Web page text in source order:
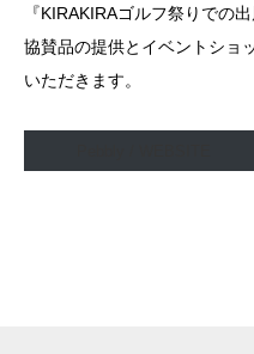
『KIRAKIRAゴルフ祭りでの出
協賛品の提供とイベントショ
いただきます。